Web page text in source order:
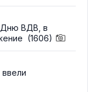
Дню ВДВ, в
(1606)
ввели